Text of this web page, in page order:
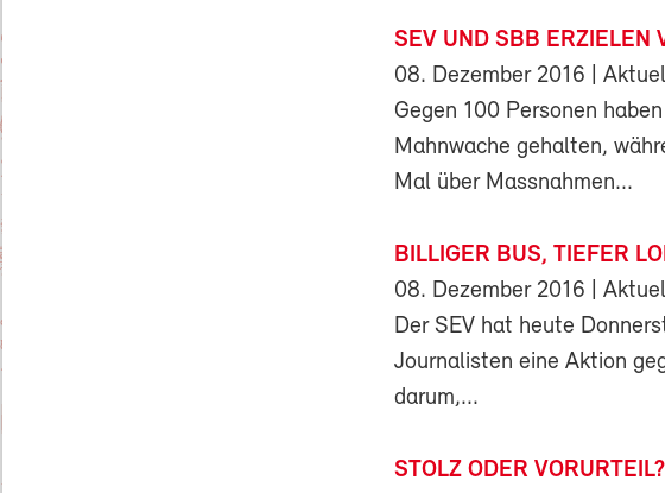
SEV UND SBB ERZIELEN
08. Dezember 2016 |
Gegen 100 Personen
Mahnwache gehalten,
Mal über Massnahmen...
BILLIGER BUS, TIEFER
08. Dezember 2016 |
Der SEV hat heute
Journalisten eine Aktion
darum,...
STOLZ ODER